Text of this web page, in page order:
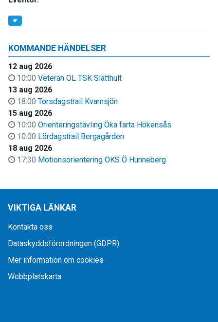
KOMMANDE HÄNDELSER
12 aug 2026
10:00 Veteran OL TSK Slätthult
13 aug 2026
18:00 Torsdagstrail Kvarnsjön
15 aug 2026
10:00 Orienteringstävling Öka farta Hökensås
10:00 Lördagstrail Bergagården
18 aug 2026
17:30 Motionsorientering OKS Ö Hunneberg
VIKTIGA LÄNKAR
Kontakta oss
Dataskyddsförordningen (GDPR)
Mer information om cookies
Webbplatskarta